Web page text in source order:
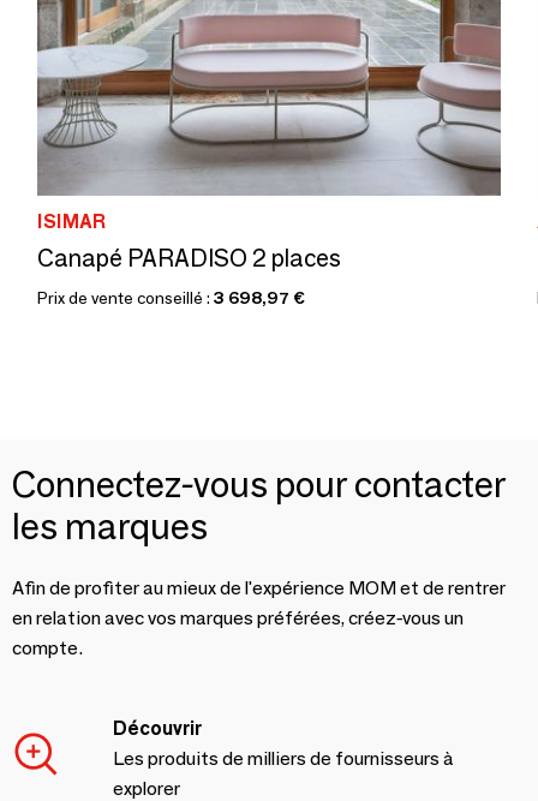
ISIMAR
Canapé PARADISO 2 places
Prix de vente conseillé : 3 698,97 €
Connectez-vous pour contacter
les marques
Afin de profiter au mieux de l'expérience MOM et de rentrer
en relation avec vos marques préférées, créez-vous un
compte.
Découvrir
Les produits de milliers de fournisseurs à
explorer